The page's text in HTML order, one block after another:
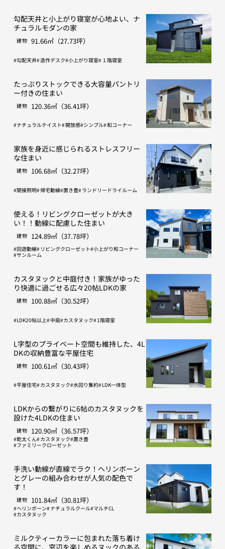
勾配天井と小上がり寝室が心地よい、ナ
チュラルモダンの家
建物 91.66㎡（27.73坪）
勾配天井 造作デスク 小上がり寝室 １階寝室
たっぷりストックできる大容量パントリ
ー付きの住まい
建物 120.36㎡（36.41坪）
ナチュラルテイスト 開放感 シンプル 和コーナー
家族を身近に感じられるストレスフリー
な住まい
建物 106.68㎡（32.27坪）
間接照明 帰宅動線 置き畳 ランドリードライルーム
使える！リビングクローゼットが大き
い！！動線に配慮した住まい
建物 124.89㎡（37.78坪）
回遊動線 リビングクローゼット 小上がり和コーナー
サンルーム
カスタヌックと中庭付き！家族がゆった
り快適に過ごせる広々20帖LDKの家
建物 100.88㎡（30.52坪）
LDK20帖以上 中庭 カスタヌック 1階寝室
L字型のプライベート空間も維持した、4L
DKの収納豊富な平屋住宅
建物 100.61㎡（30.43坪）
平屋住宅 カスタヌック 水回り集約 LDK一体型
LDKからの繋がりに6帖のカスタヌックを
設けた4LDKの住まい
建物 120.90㎡（36.57坪）
乾太くん カスタヌック 置き畳
ファミリークローゼット
手洗い動線が直線でラク！ヘリンボーン
とグレーの組み合わせが人気の配色で
す！
建物 101.84㎡（30.81坪）
ヘリンボーン ナチュラルクール マルチCL
カスタヌック
ミルクティーカラーに包まれた落ち着け